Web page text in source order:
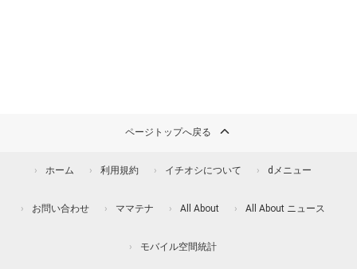
ページトップへ戻る
ホーム 利用規約 イチオシについて dメニュー
お問い合わせ ママテナ All About All About ニュース
モバイル空間統計